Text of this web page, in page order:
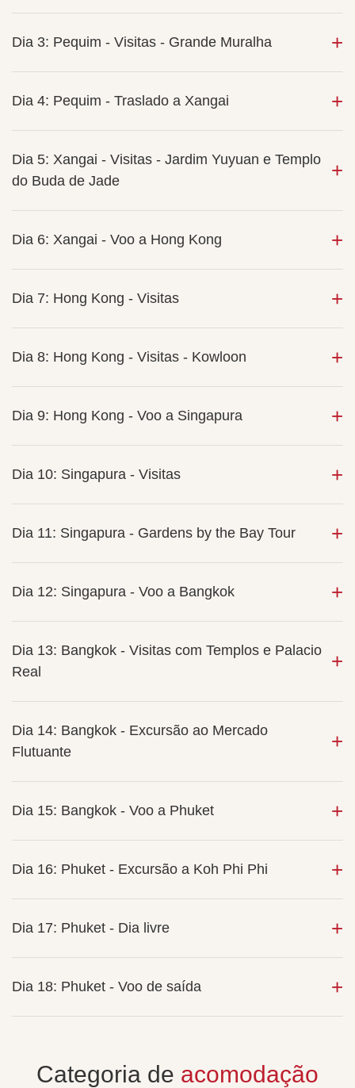
Dia 3: Pequim - Visitas - Grande Muralha
Dia 4: Pequim - Traslado a Xangai
Dia 5: Xangai - Visitas - Jardim Yuyuan e Templo
do Buda de Jade
Dia 6: Xangai - Voo a Hong Kong
Dia 7: Hong Kong - Visitas
Dia 8: Hong Kong - Visitas - Kowloon
Dia 9: Hong Kong - Voo a Singapura
Dia 10: Singapura - Visitas
Dia 11: Singapura - Gardens by the Bay Tour
Dia 12: Singapura - Voo a Bangkok
Dia 13: Bangkok - Visitas com Templos e Palacio
Real
Dia 14: Bangkok - Excursão ao Mercado
Flutuante
Dia 15: Bangkok - Voo a Phuket
Dia 16: Phuket - Excursão a Koh Phi Phi
Dia 17: Phuket - Dia livre
Dia 18: Phuket - Voo de saída
Categoria de acomodação